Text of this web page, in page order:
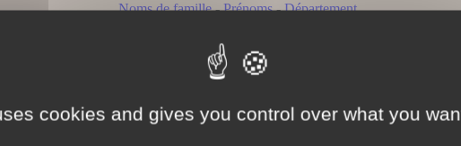
Noms de famille-Prénoms-Département
Résultats
Nous avons trouvé 177 personne(s) correspondant à votre recherche
cookies and gives you control over what you